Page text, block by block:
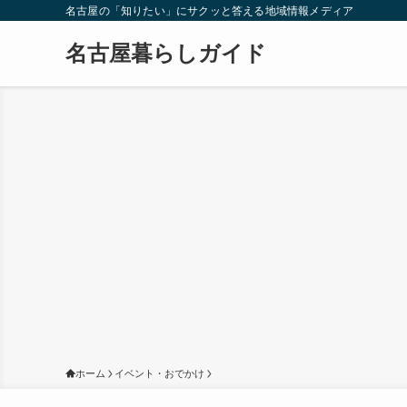
名古屋の「知りたい」にサクッと答える地域情報メディア
名古屋暮らしガイド
ホーム イベント・おでかけ